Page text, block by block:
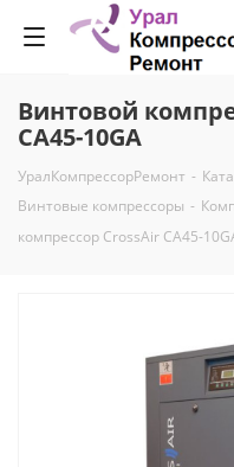
Винтовой
CA45-10GA
УралКомпрессорРемонт -
Винтовые компрессоры -
компрессор CrossAir CA45-